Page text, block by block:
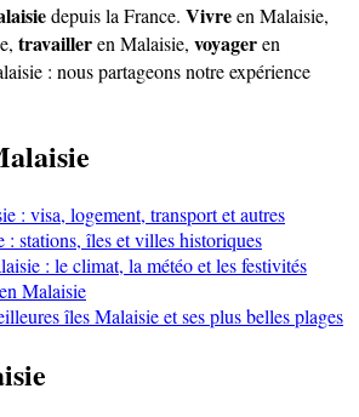
depuis la France. Vivreen Malaisie,
travailleren Malaisie, voyageren
: nous partageons notre expérience
: visa, logement, transport et autres
stations, îles et villes historiques
: le climat, la météo et les festivités
Malaisie
îles Malaisie et ses plus belles plages